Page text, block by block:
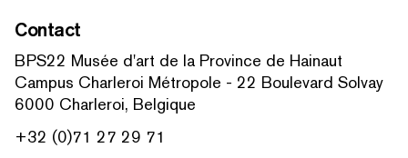
Contact
BPS22 Musée d'art de la Province de Hainaut
Campus Charleroi Métropole - 22 Boulevard Solvay
6000 Charleroi, Belgique
+32 (0)71 27 29 71